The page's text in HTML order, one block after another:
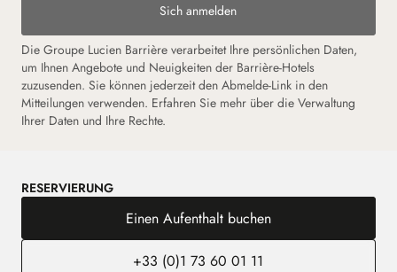
Sich anmelden
Die Groupe Lucien Barrière verarbeitet Ihre persönlichen Daten,
um Ihnen Angebote und Neuigkeiten der Barrière-Hotels
zuzusenden. Sie können jederzeit den Abmelde-Link in den
Mitteilungen verwenden. Erfahren Sie mehr über die Verwaltung
Ihrer Daten und Ihre Rechte.
RESERVIERUNG
Einen Aufenthalt buchen
+33 (0)1 73 60 01 11